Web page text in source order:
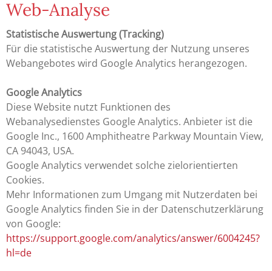
Web-Analyse
Statistische Auswertung (Tracking)
Für die statistische Auswertung der Nutzung unseres
Webangebotes wird Google Analytics herangezogen.
Google Analytics
Diese Website nutzt Funktionen des
Webanalysedienstes Google Analytics. Anbieter ist die
Google Inc., 1600 Amphitheatre Parkway Mountain View,
CA 94043, USA.
Google Analytics verwendet solche zielorientierten
Cookies.
Mehr Informationen zum Umgang mit Nutzerdaten bei
Google Analytics finden Sie in der Datenschutzerklärung
von Google:
https://support.google.com/analytics/answer/6004245?
hl=de